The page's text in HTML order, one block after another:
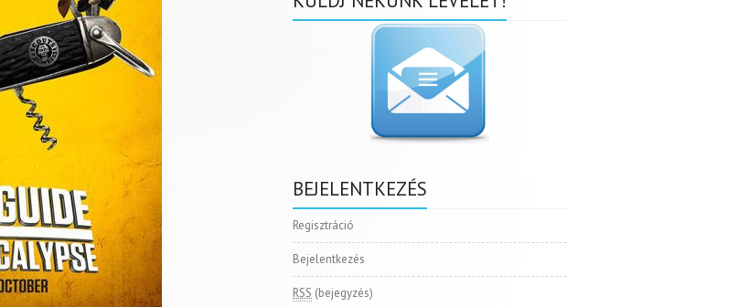
BEJELENTKEZÉS
Regisztráció
Bejelentkezés
RSS (bejegyzés)